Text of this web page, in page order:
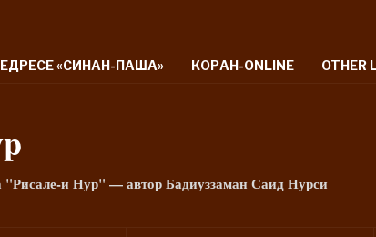
«СИНАН-ПАША» КОРАН-ONLINE OTHER
и Нур" — автор Бадиуззаман Саид Нурси